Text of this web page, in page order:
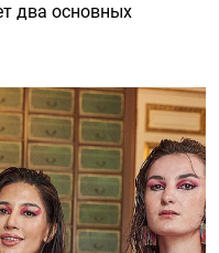
два основных